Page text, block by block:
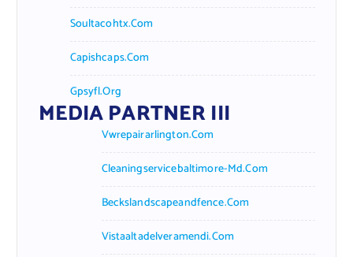
Soultacohtx.com
Capishcaps.com
Gpsyfl.org
MEDIA PARTNER III
Vwrepairarlington.com
Cleaningservicebaltimore-Md.com
Beckslandscapeandfence.com
Vistaaltadelveramendi.com